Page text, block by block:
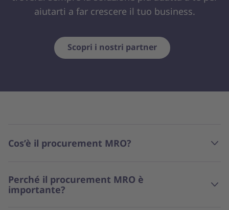
aiutarti a far crescere il tuo business.
Scopri i nostri partner
Cos’è il procurement MRO?
Perché il procurement MRO è
importante?